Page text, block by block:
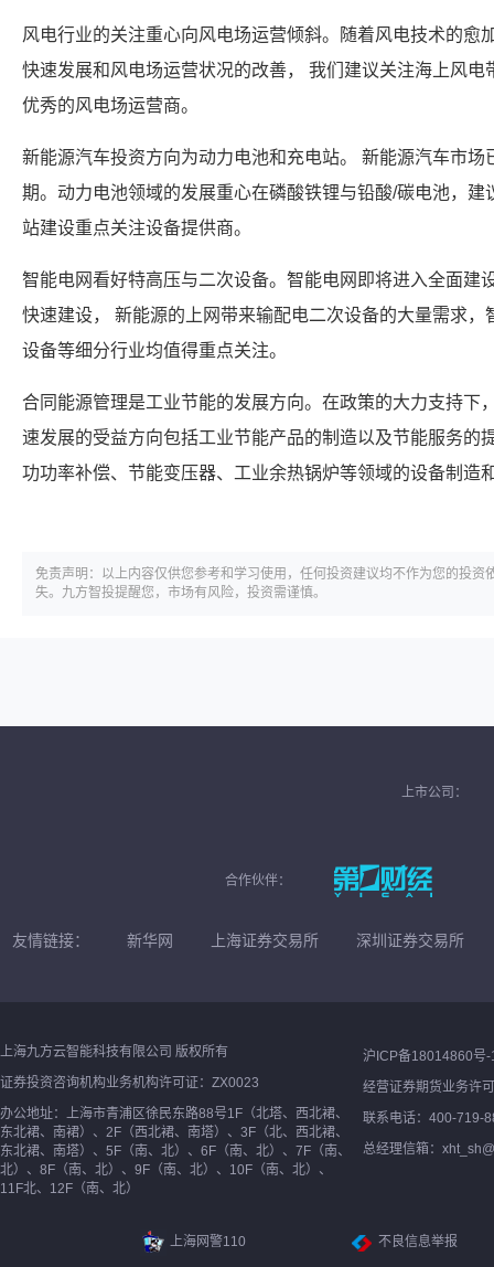
风电行业的关注重心向风电场运营倾斜。随着风电技术的愈
快速发展和风电场运营状况的改善， 我们建议关注海上风
优秀的风电场运营商。
新能源汽车投资方向为动力电池和充电站。 新能源汽车市
期。动力电池领域的发展重心在磷酸铁锂与铅酸/碳电池，
站建设重点关注设备提供商。
智能电网看好特高压与二次设备。智能电网即将进入全面建
快速建设， 新能源的上网带来输配电二次设备的大量需求
设备等细分行业均值得重点关注。
合同能源管理是工业节能的发展方向。在政策的大力支持下
速发展的受益方向包括工业节能产品的制造以及节能服务的
功功率补偿、节能变压器、工业余热锅炉等领域的设备制造
免责声明：以上内容仅供您参考和学习使用，任何投资建议均不作为您的投
失。九方智投提醒您，市场有风险，投资需谨慎。
上市公司：
合作伙伴：
友情链接： 新华网 上海证券交易所 深圳证券交易所
上海九方云智能科技有限公司 版权所有
证券投资咨询机构业务机构许可证：ZX0023
办公地址：上海市青浦区徐民东路88号1F（北塔、西北裙、
东北裙、南裙）、2F（西北裙、南塔）、3F（北、西北裙、
东北裙、南塔）、5F（南、北）、6F（南、北）、7F（南、
北）、8F（南、北）、9F（南、北）、10F（南、北）、
11F北、12F（南、北）
沪ICP备18014860号-
经营证券期货业务许
联系电话：400-719-
总经理信箱：
上海网警110 不良信息举报